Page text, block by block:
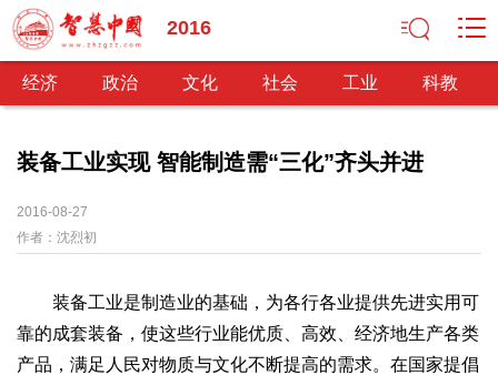
2016
经济 政治 文化 社会 工业 科教
经济
经济观察
深化改革 依法治国 司法公正 民主政治
观察思考
装备工业实现 智能制造需“三化”齐头并进
2016-08-27
作者： 沈烈初
装备工业是制造业的基础，为各行各业提供先进实用可
靠的成套装备，使这些行业能优质、高效、经济地生产各类
产品，满足人民对物质与文化不断提高的需求。在国家提倡